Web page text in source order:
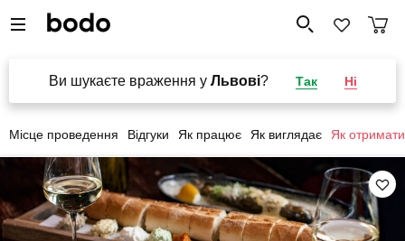
Ви шукаєте враження у Львові? Так Ні
Місце проведення Відгуки Як працює Як виглядає Як отримати